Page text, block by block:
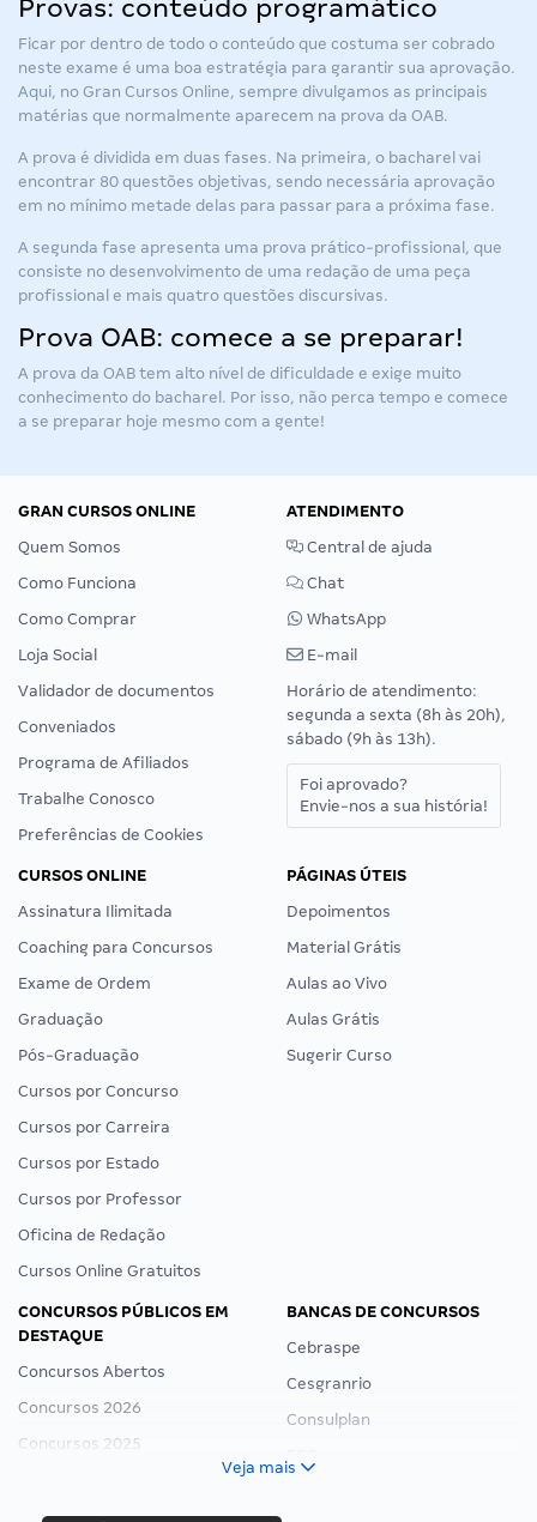
Provas: conteúdo programático
Ficar por dentro de todo o conteúdo que costuma ser cobrado
neste exame é uma boa estratégia para garantir sua aprovação.
Aqui, no Gran Cursos Online, sempre divulgamos as principais
matérias que normalmente aparecem na prova da OAB.
A prova é dividida em duas fases. Na primeira, o bacharel vai
encontrar 80 questões objetivas, sendo necessária aprovação
em no mínimo metade delas para passar para a próxima fase.
A segunda fase apresenta uma prova prático-profissional, que
consiste no desenvolvimento de uma redação de uma peça
profissional e mais quatro questões discursivas.
Prova OAB: comece a se preparar!
A prova da OAB tem alto nível de dificuldade e exige muito
conhecimento do bacharel. Por isso, não perca tempo e comece
a se preparar hoje mesmo com a gente!
GRAN CURSOS ONLINE
Quem Somos
Como Funciona
Como Comprar
Loja Social
Validador de documentos
Conveniados
Programa de Afiliados
Trabalhe Conosco
Preferências de Cookies
ATENDIMENTO
Central de ajuda
Chat
WhatsApp
E-mail
Horário de atendimento:
segunda a sexta (8h às 20h),
sábado (9h às 13h).
Foi aprovado?
Envie-nos a sua história!
CURSOS ONLINE
Assinatura Ilimitada
Coaching para Concursos
Exame de Ordem
Graduação
Pós-Graduação
Cursos por Concurso
Cursos por Carreira
Cursos por Estado
Cursos por Professor
Oficina de Redação
Cursos Online Gratuitos
PÁGINAS ÚTEIS
Depoimentos
Material Grátis
Aulas ao Vivo
Aulas Grátis
Sugerir Curso
CONCURSOS PÚBLICOS EM
DESTAQUE
Concursos Abertos
Concursos 2026
Concursos 2025
Concurso Ibama
BANCAS DE CONCURSOS
Cebraspe
Cesgranrio
Consulplan
Veja mais